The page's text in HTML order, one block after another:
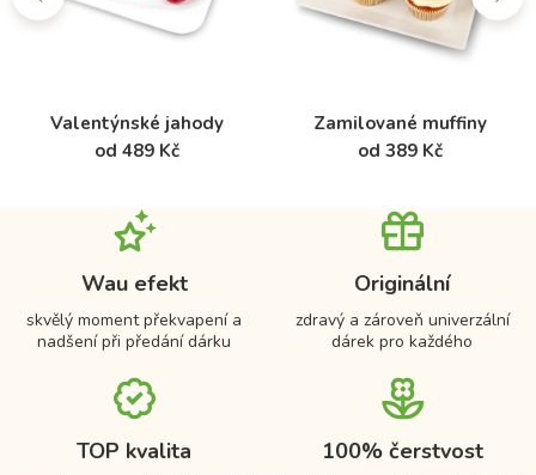
Valentýnské jahody
od 489 Kč
Zamilované muffiny
od 389 Kč
Wau efekt
skvělý moment překvapení a
nadšení při předání dárku
Originální
zdravý a zároveň univerzální
dárek pro každého
TOP kvalita 100% čerstvost